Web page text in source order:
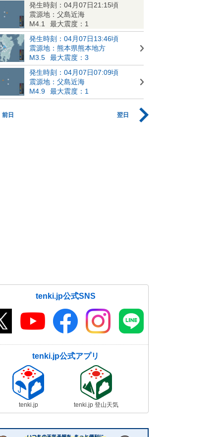
発生時刻：04月07日21:15頃
震源地：父島近海
M4.1
最大震度：1
発生時刻：04月07日13:46頃
震源地：熊本県熊本地方
M3.5
最大震度：3
発生時刻：04月07日07:09頃
震源地：父島近海
M4.9
最大震度：1
前日 翌日
tenki.jp公式SNS
tenki.jp公式アプリ
tenki.jp tenki.jp 登山天気